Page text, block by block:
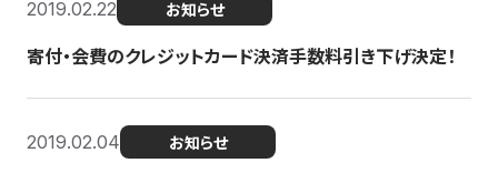
2019.02.22 お知らせ
寄付・会費のクレジットカード決済手数料引き下げ決定！
2019.02.04 お知らせ